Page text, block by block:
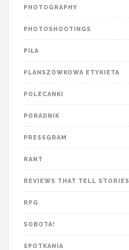
PHOTOGRAPHY
PHOTOSHOOTINGS
PIŁA
PLANSZÓWKOWA ETYKIETA
POLECANKI
PORADNIK
PRESSGRAM
RANT
REVIEWS THAT TELL STORIES
RPG
SOBOTA!
SPOTKANIA